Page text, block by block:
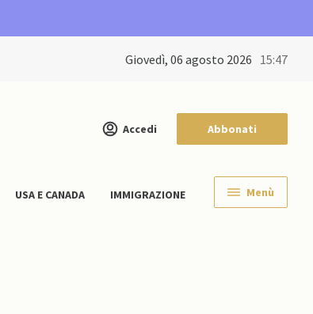
giovedì, 06 agosto 2026 15:47
Accedi Abbonati
USA E CANADA IMMIGRAZIONE Menù